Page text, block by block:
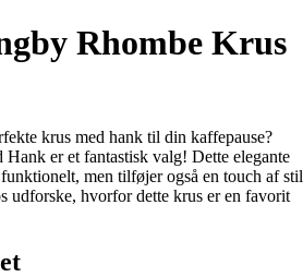
Rhombe Krus
krus med hank til din kaffepause?
er et fantastisk valg! Dette elegante
men tilføjer også en touch af stil
udforske, hvorfor dette krus er en favorit